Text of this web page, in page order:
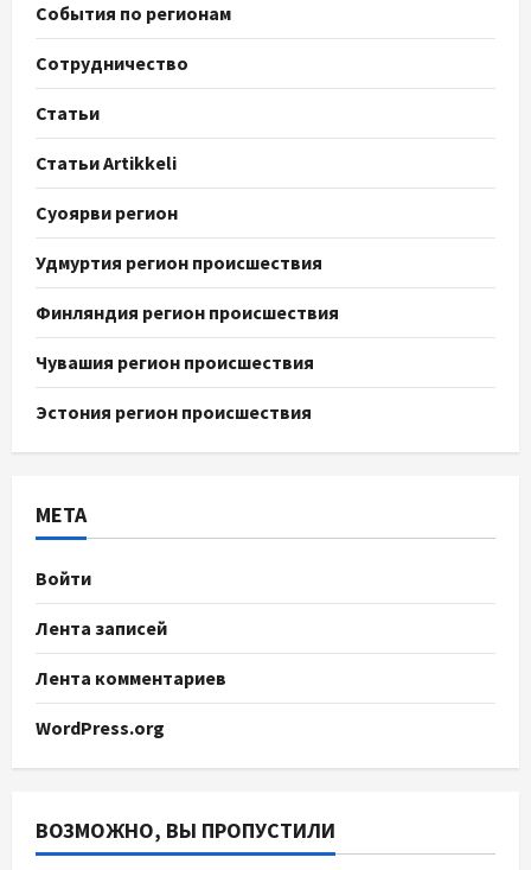
События по регионам
Сотрудничество
Статьи
Статьи Artikkeli
Суоярви регион
Удмуртия регион происшествия
Финляндия регион происшествия
Чувашия регион происшествия
Эстония регион происшествия
МЕТА
Войти
Лента записей
Лента комментариев
WordPress.org
ВОЗМОЖНО, ВЫ ПРОПУСТИЛИ